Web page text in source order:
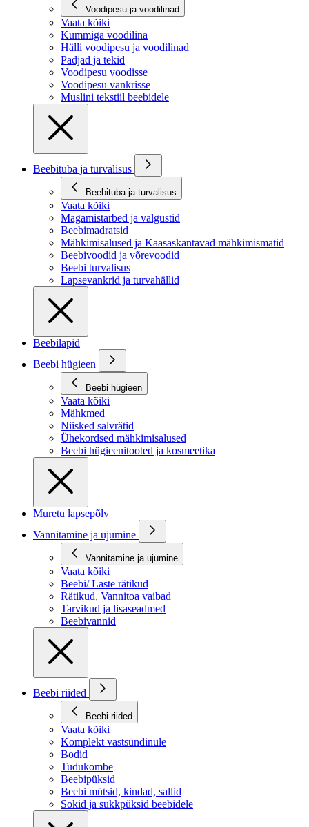
Voodipesu ja voodilinad
Vaata kõiki
Kummiga voodilina
Hälli voodipesu ja voodilinad
Padjad ja tekid
Voodipesu voodisse
Voodipesu vankrisse
Muslini tekstiil beebidele
Beebituba ja turvalisus
Beebituba ja turvalisus
Vaata kõiki
Magamistarbed ja valgustid
Beebimadratsid
Mähkimisalused ja Kaasaskantavad mähkimismatid
Beebivoodid ja võrevoodid
Beebi turvalisus
Lapsevankrid ja turvahällid
Beebilapid
Beebi hügieen
Beebi hügieen
Vaata kõiki
Mähkmed
Niisked salvrätid
Ühekordsed mähkimisalused
Beebi hügieenitooted ja kosmeetika
Muretu lapsepõlv
Vannitamine ja ujumine
Vannitamine ja ujumine
Vaata kõiki
Beebi/ Laste rätikud
Rätikud, Vannitoa vaibad
Tarvikud ja lisaseadmed
Beebivannid
Beebi riided
Beebi riided
Vaata kõiki
Komplekt vastsündinule
Bodid
Tudukombe
Beebipüksid
Beebi mütsid, kindad, sallid
Sokid ja sukkpüksid beebidele